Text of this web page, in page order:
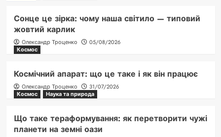
Сонце це зірка: чому наша світило — типовий
жовтий карлик
Олександр Троценко
05/08/2026
Космос
Космічний апарат: що це таке і як він працює
Олександр Троценко
31/07/2026
Космос
Наука та природа
Що таке тераформування: як перетворити чужі
планети на земні оази